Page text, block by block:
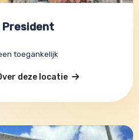
President
toegankelijk
deze locatie